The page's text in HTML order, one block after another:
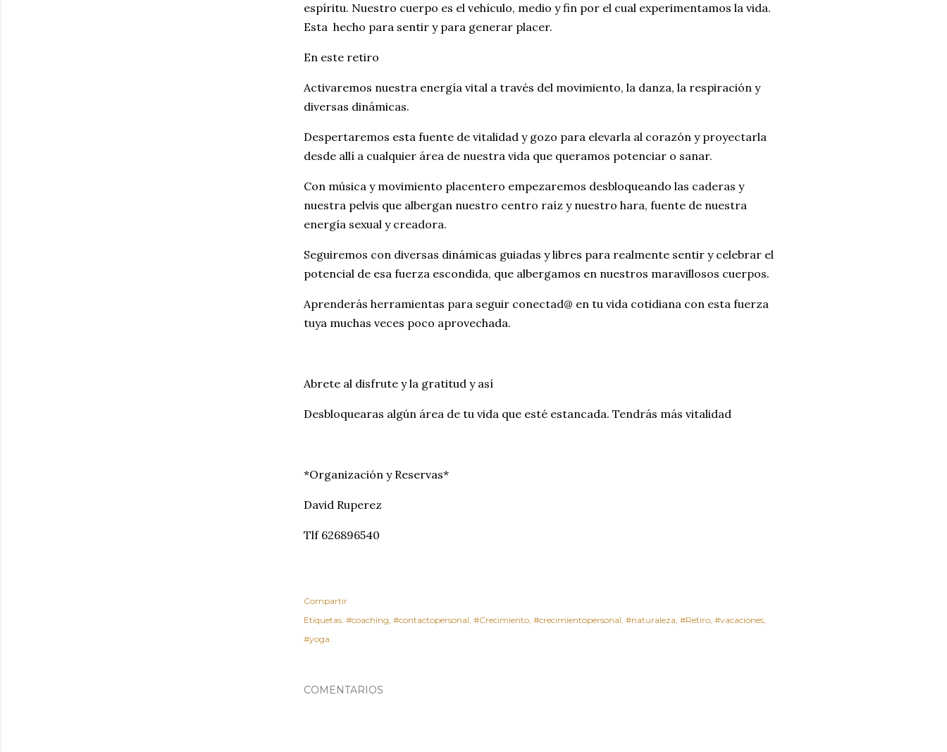
espíritu. Nuestro cuerpo es el vehículo, medio y fin por el cual experimentamos la vida.
Esta hecho para sentir y para generar placer.
En este retiro
Activaremos nuestra energía vital a través del movimiento, la danza, la respiración y
diversas dinámicas.
Despertaremos esta fuente de vitalidad y gozo para elevarla al corazón y proyectarla
desde allí a cualquier área de nuestra vida que queramos potenciar o sanar.
Con música y movimiento placentero empezaremos desbloqueando las caderas y
nuestra pelvis que albergan nuestro centro raíz y nuestro hara, fuente de nuestra
energía sexual y creadora.
Seguiremos con diversas dinámicas guiadas y libres para realmente sentir y celebrar el
potencial de esa fuerza escondida, que albergamos en nuestros maravillosos cuerpos.
Aprenderás herramientas para seguir conectad@ en tu vida cotidiana con esta fuerza
tuya muchas veces poco aprovechada.
Abrete al disfrute y la gratitud y así
Desbloquearas algún área de tu vida que esté estancada. Tendrás más vitalidad
*Organización y Reservas*
David Ruperez
Tlf 626896540
Compartir
Etiquetas: #coaching #contactopersonal #Crecimiento #crecimientopersonal #naturaleza #Retiro #vacaciones
#yoga.
COMENTARIOS